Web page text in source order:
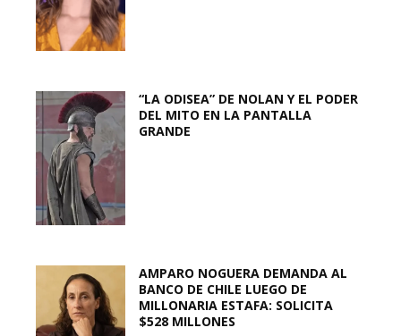
“LA ODISEA” DE NOLAN Y EL PODER
DEL MITO EN LA PANTALLA
GRANDE
AMPARO NOGUERA DEMANDA AL
BANCO DE CHILE LUEGO DE
MILLONARIA ESTAFA: SOLICITA
$528 MILLONES